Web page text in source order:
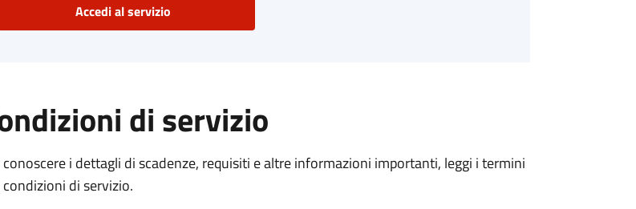
Accedi al servizio
di servizio
conoscere i dettagli di scadenze, requisiti e altre informazioni importanti, leggi i termini
condizioni di servizio.